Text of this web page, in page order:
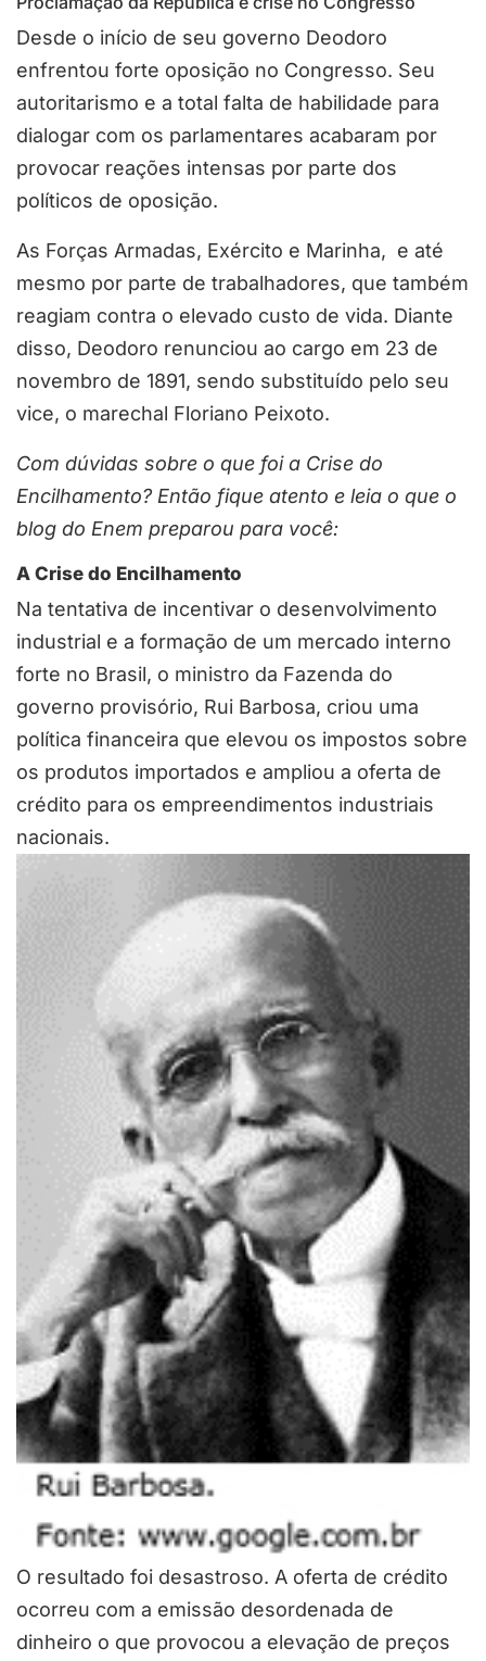
Desde o início de seu governo Deodoro
enfrentou forte oposição no Congresso. Seu
autoritarismo e a total falta de habilidade para
dialogar com os parlamentares acabaram por
provocar reações intensas por parte dos
políticos de oposição.
As Forças Armadas, Exército e Marinha, e até
mesmo por parte de trabalhadores, que também
reagiam contra o elevado custo de vida. Diante
disso, Deodoro renunciou ao cargo em 23 de
novembro de 1891, sendo substituído pelo seu
vice, o marechal Floriano Peixoto.
Com dúvidas sobre o que foi a Crise do
Encilhamento? Então fique atento e leia o que o
blog do Enem preparou para você:
A Crise do Encilhamento
Na tentativa de incentivar o desenvolvimento
industrial e a formação de um mercado interno
forte no Brasil, o ministro da Fazenda do
governo provisório, Rui Barbosa, criou uma
política financeira que elevou os impostos sobre
os produtos importados e ampliou a oferta de
crédito para os empreendimentos industriais
nacionais.
O resultado foi desastroso. A oferta de crédito
ocorreu com a emissão desordenada de
dinheiro o que provocou a elevação de preços